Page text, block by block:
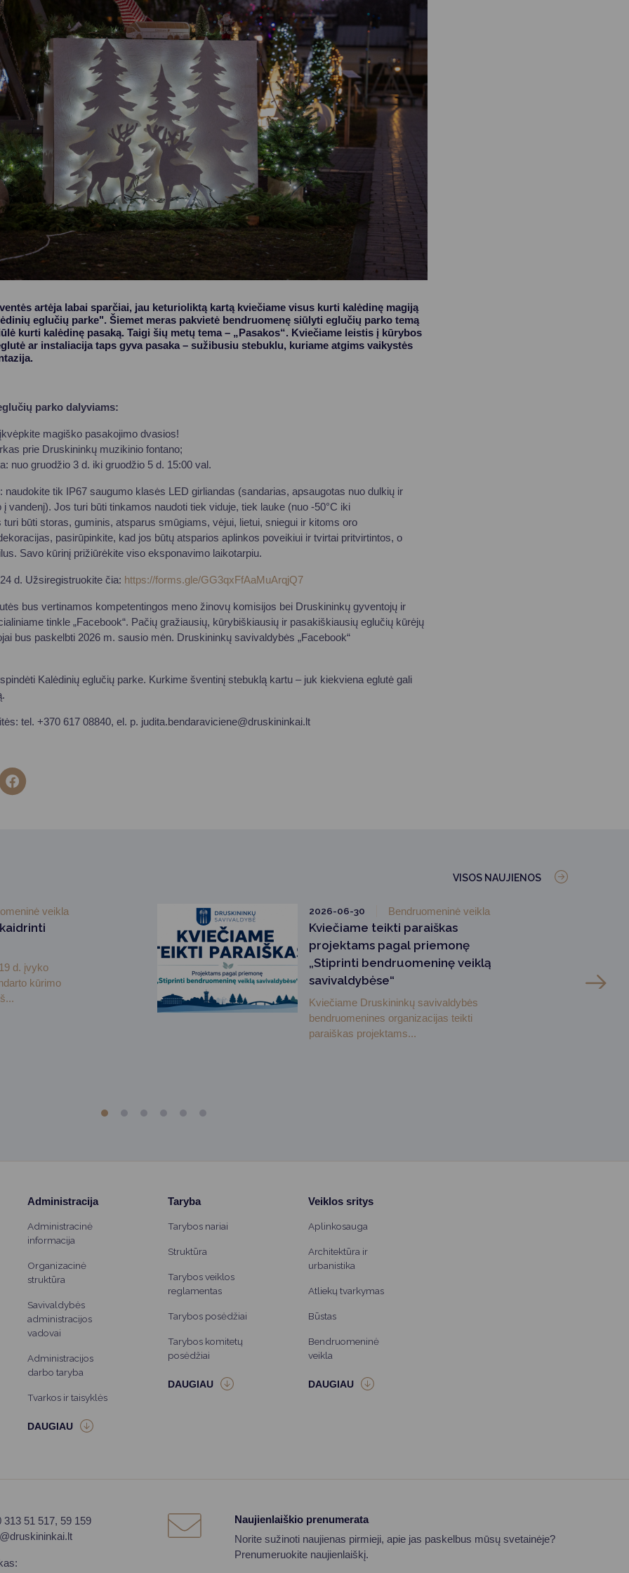
Pranešėjų apsauga
Asmens duomenų apsauga
artėja labai sparčiai, jau keturioliktą kartą kviečiame visus kurti kalėdinę magiją
eglučių parke". Šiemet meras pakvietė bendruomenę siūlyti eglučių parko temą
kurti kalėdinę pasaką. Taigi šių metų tema – „Pasakos“. Kviečiame leistis į kūrybos
ar instaliacija taps gyva pasaka – sužibusiu stebuklu, kuriame atgims vaikystės
parko dalyviams:
įkvėpkite magiško pasakojimo dvasios!
prie Druskininkų muzikinio fontano;
nuo gruodžio 3 d. iki gruodžio 5 d. 15:00 val.
naudokite tik IP67 saugumo klasės LED girliandas (sandarias, apsaugotas nuo dulkių ir
į vandenį). Jos turi būti tinkamos naudoti tiek viduje, tiek lauke (nuo -50°C iki
turi būti storas, guminis, atsparus smūgiams, vėjui, lietui, sniegui ir kitoms oro
pasirūpinkite, kad jos būtų atsparios aplinkos poveikiui ir tvirtai pritvirtintos, o
Savo kūrinį prižiūrėkite viso eksponavimo laikotarpiu.
d. Užsiregistruokite čia: https://forms.gle/GG3qxFfAaMuArqjQ7
bus vertinamos kompetentingos meno žinovų komisijos bei Druskininkų gyventojų ir
tinkle „Facebook“. Pačių gražiausių, kūrybiškiausių ir pasakiškiausių eglučių kūrėjų
bus paskelbti 2026 m. sausio mėn. Druskininkų savivaldybės „Facebook“
Kalėdinių eglučių parke. Kurkime šventinį stebuklą kartu – juk kiekviena eglutė gali
tel. +370 617 08840, el. p. judita.bendaraviciene@druskininkai.lt
VISOS NAUJIENOS
veikla
d. įvyko
kūrimo
2026-06-30 Bendruomeninė veikla
Kviečiame teikti paraiškas
projektams pagal priemonę
„Stiprinti bendruomeninę veiklą
savivaldybėse“
Kviečiame Druskininkų savivaldybės
bendruomenines organizacijas teikti
paraiškas projektams...
Administracija
Administracinė
informacija
Organizacinė
struktūra
Savivaldybės
administracijos
vadovai
Administracijos
darbo taryba
Tvarkos ir taisyklės
Taryba
Tarybos nariai
Struktūra
Tarybos veiklos
reglamentas
Tarybos posėdžiai
Tarybos komitetų
posėdžiai
Veiklos sritys
Aplinkosauga
Architektūra ir
urbanistika
Atliekų tvarkymas
Būstas
Bendruomeninė
veikla
313 51 517, 59 159
Naujienlaiškio prenumerata
Norite sužinoti naujienas pirmieji, apie jas paskelbus mūsų svetainėje?
Prenumeruokite naujienlaiškį.